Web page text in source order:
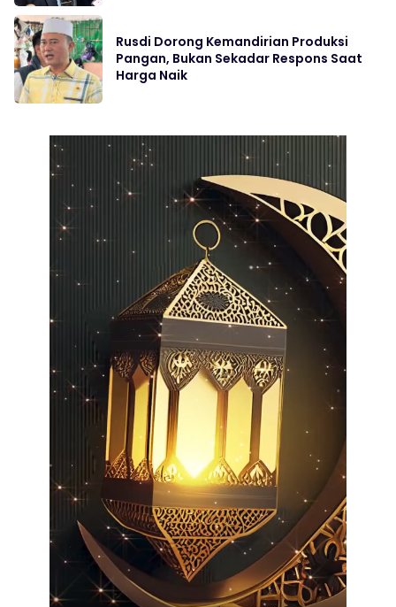
Rusdi Dorong Kemandirian Produksi
Pangan, Bukan Sekadar Respons Saat
Harga Naik